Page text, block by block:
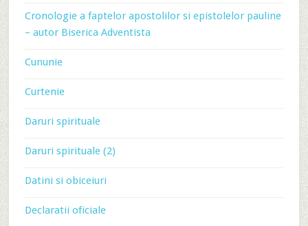
Cronologie a faptelor apostolilor si epistolelor pauline
– autor Biserica Adventista
Cununie
Curtenie
Daruri spirituale
Daruri spirituale (2)
Datini si obiceiuri
Declaratii oficiale